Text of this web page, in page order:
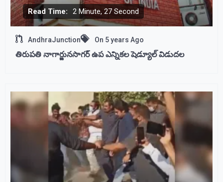
Read Time: 2 Minute, 27 Second
AndhraJunction On 5 years Ago
తిరుపతి నాగార్జునసాగర్ ఉప ఎన్నికల షెడ్యూల్ విడుదల